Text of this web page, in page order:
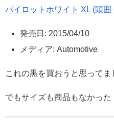
パイロットホワイト XL (頭囲
発売日 : 2015/04/10
メディア: Automotive
これの黒を買おうと思ってま
でもサイズも商品もなかった